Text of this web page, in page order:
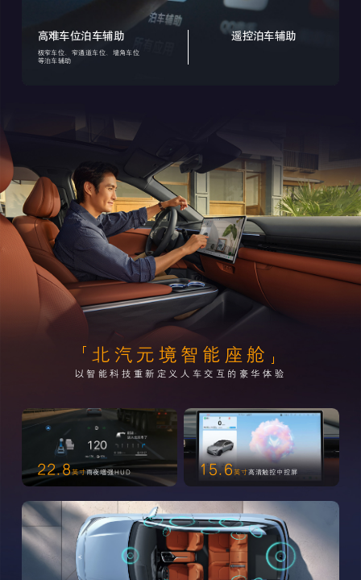
高难车位泊车辅助
极窄车位、窄通道车位、墙角车位
等泊车辅助
遥控泊车辅助
北汽元境智能座舱
以智能科技重新定义人车交互的豪华体验
22.8英寸雨夜增强HUD 15.6英寸高清触控中控屏